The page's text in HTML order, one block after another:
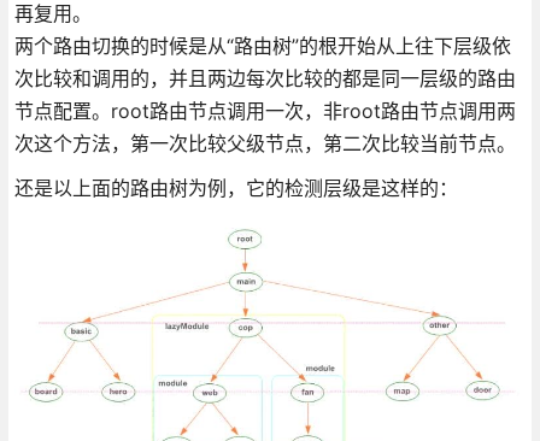
再复用。
两个路由切换的时候是从“路由树”的根开始从上往下层级依
次比较和调用的，并且两边每次比较的都是同一层级的路由
节点配置。root路由节点调用一次，非root路由节点调用两
次这个方法，第一次比较父级节点，第二次比较当前节点。
还是以上面的路由树为例，它的检测层级是这样的：